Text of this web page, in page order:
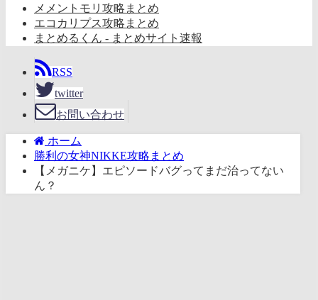
メメントモリ攻略まとめ
エコカリプス攻略まとめ
まとめるくん - まとめサイト速報
RSS
twitter
お問い合わせ
ホーム
勝利の女神NIKKE攻略まとめ
【メガニケ】エピソードバグってまだ治ってない
ん？